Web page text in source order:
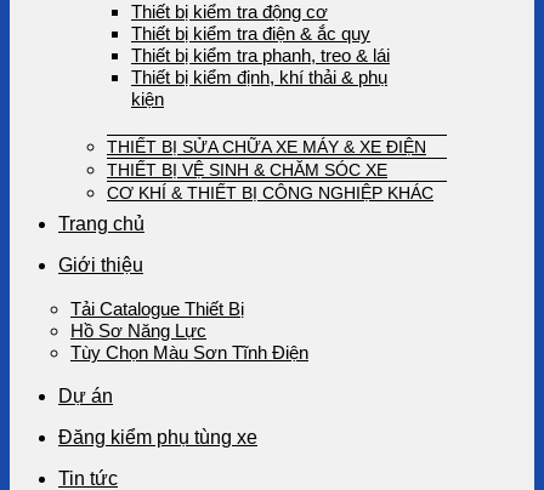
Thiết bị kiểm tra động cơ
Thiết bị kiểm tra điện & ắc quy
Thiết bị kiểm tra phanh, treo & lái
Thiết bị kiểm định, khí thải & phụ
kiện
THIẾT BỊ SỬA CHỮA XE MÁY & XE ĐIỆN
THIẾT BỊ VỆ SINH & CHĂM SÓC XE
CƠ KHÍ & THIẾT BỊ CÔNG NGHIỆP KHÁC
Trang chủ
Giới thiệu
Tải Catalogue Thiết Bị
Hồ Sơ Năng Lực
Tùy Chọn Màu Sơn Tĩnh Điện
Dự án
Đăng kiểm phụ tùng xe
Tin tức